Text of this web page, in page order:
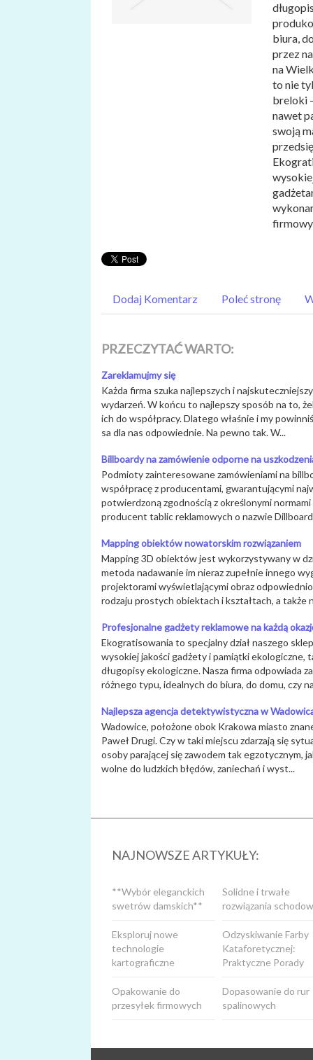
biura,
przez
na
to nie
breloki
nawet
swoją
Dodaj Komentarz Poleć stronę
PRZECZYTAĆ WARTO:
Zareklamujmy się
Każda firma szuka najlepszych i
wydarzeń. W końcu to najlepszy sposób na to,
ich do współpracy. Dlatego właśnie i my
sa dla nas odpowiednie. Na pewno tak. W...
Billboardy na zamówienie odporne na
Podmioty zainteresowane zamówieniami na
współpracę z producentami, gwarantującymi
potwierdzoną zgodnością z określonymi
producent tablic reklamowych o nazwie
Mapping obiektów nowatorskim rozwiązaniem
Mapping 3D obiektów jest wykorzystywany w
metoda nadawanie im nieraz zupełnie innego
projektorami wyświetlającymi obraz
rodzaju prostych obiektach i kształtach, a także
Profesjonalne gadżety reklamowe na każdą
Ekogratisowania to specjalny dział naszego
wysokiej jakości gadżety i pamiątki ekologiczne,
długopisy ekologiczne. Nasza firma odpowiada
różnego typu, idealnych do biura, do domu, czy
Najlepsza agencja detektywistyczna w
Wadowice, położone obok Krakowa miasto
Paweł Drugi. Czy w taki miejscu zdarzają się
osoby parającej się zawodem tak egzotycznym,
wolne do ludzkich błędów, zaniechań i wyst...
NAJNOWSZE ARTYKUŁY:
Solidne i trwałe
rozwiązania
**Wybór eleganckich
swetrów damskich**
Odzyskiwanie Farby
Kataforetycznej:
Praktyczne Porady
Eksploruj nowe
technologie
kartograficzne
Dopasowanie do rur
spalinowych
Opakowanie do
przesyłek firmowych